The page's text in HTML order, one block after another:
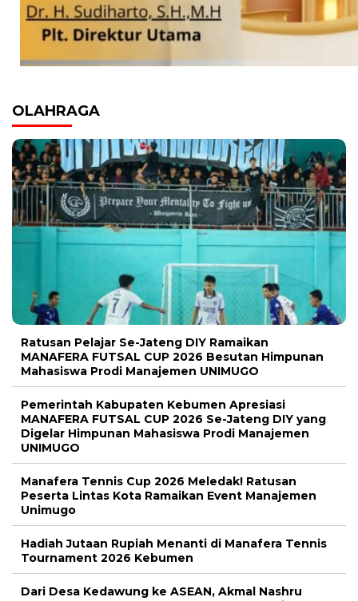
OLAHRAGA
Ratusan Pelajar Se-Jateng DIY Ramaikan
MANAFERA FUTSAL CUP 2026 Besutan Himpunan
Mahasiswa Prodi Manajemen UNIMUGO
Pemerintah Kabupaten Kebumen Apresiasi
MANAFERA FUTSAL CUP 2026 Se-Jateng DIY yang
Digelar Himpunan Mahasiswa Prodi Manajemen
UNIMUGO
Manafera Tennis Cup 2026 Meledak! Ratusan
Peserta Lintas Kota Ramaikan Event Manajemen
Unimugo
Hadiah Jutaan Rupiah Menanti di Manafera Tennis
Tournament 2026 Kebumen
Dari Desa Kedawung ke ASEAN, Akmal Nashru